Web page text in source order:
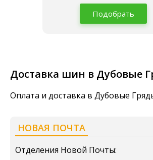
Подобрать
Доставка шин в Дубовые
Оплата и доставка в Дубовые
НОВАЯ ПОЧТА
Отделения Новой Почты: